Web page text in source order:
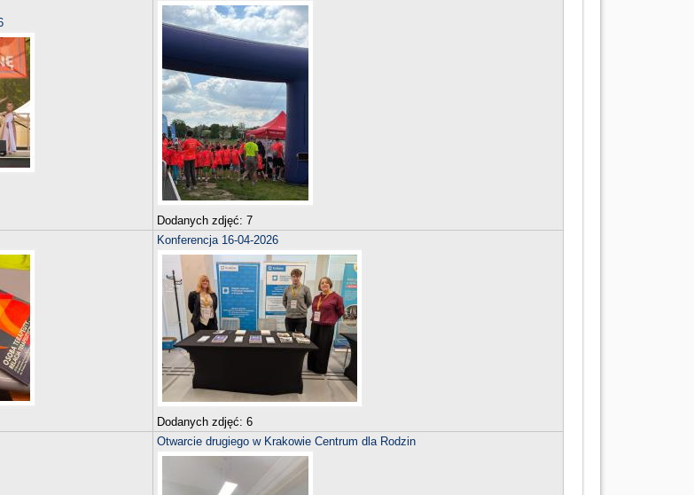
Dodanych zdjęć:7
Konferencja 16-04-2026
Dodanych zdjęć:6
Otwarcie drugiego w Krakowie Centrum dla Rodzin